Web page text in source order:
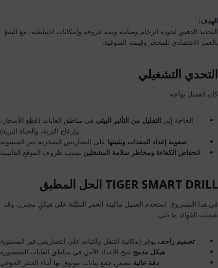
الهدف:
التحديد الدقيق لجودة الرخام ومتانته وبنية عروقه وإمكانات احتياطيه، مع التنبؤ
بالعمر الاقتصادي للمحجر وقيمته السوقية.
التحدي التشغيلي
كان العميل يواجه:
الحاجة إلى التقليل من التأثير البيئي في مناطق الغابات (قطع الأشجار،
وإزعاج التربة، والحياة البرية)
صعوبة إعداد المعدات وتثبيتها على التضاريس الصخرية غير المستوية
انخفاض الكفاءة ومخاطر سلامة المشغلين بسبب ظروف الموقع القاسية
TIGER SMART DRILL الحل المطبق
في هذا المشروع، استخدم العميل ماكينة الحفر المثبّتة على هيكلٍ مجنزر، وقد
شملت الفوائد ما يلي:
تصميم زاحف يوفر إمكانية التنقل والثبات على التضاريس غير المستوية
هيكل مدمج يتيح الإعداد الآمن في مناطق الغابات المحصورة
دقة عالية تضمن جمع بيانات موثوق بها أثناء الحفر الجوفي